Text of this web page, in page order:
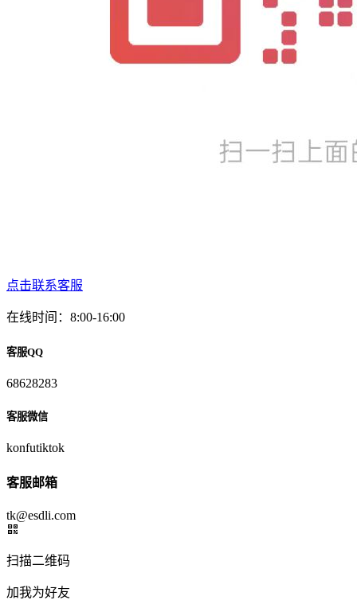
点击联系客服
在线时间：8:00-16:00
客服QQ
68628283
客服微信
konfutiktok
客服邮箱
tk@esdli.com
扫描二维码
加我为好友